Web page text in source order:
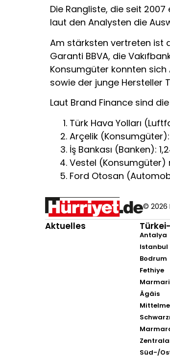
Die Rangliste, die seit
laut den Analysten die
Am stärksten vertreten ist
Garanti BBVA, die
Konsumgüter konnten
sowie der junge Hersteller
Laut Brand Finance sind
Türk Hava Yolları
Arçelik
İş Bankası (Banken):
Vestel (Konsumgüter)
Ford Otosan
© 2026
Aktuelles
Antalya
Istanbul
Bodrum
Fethiye
Ägäis
Süd-/